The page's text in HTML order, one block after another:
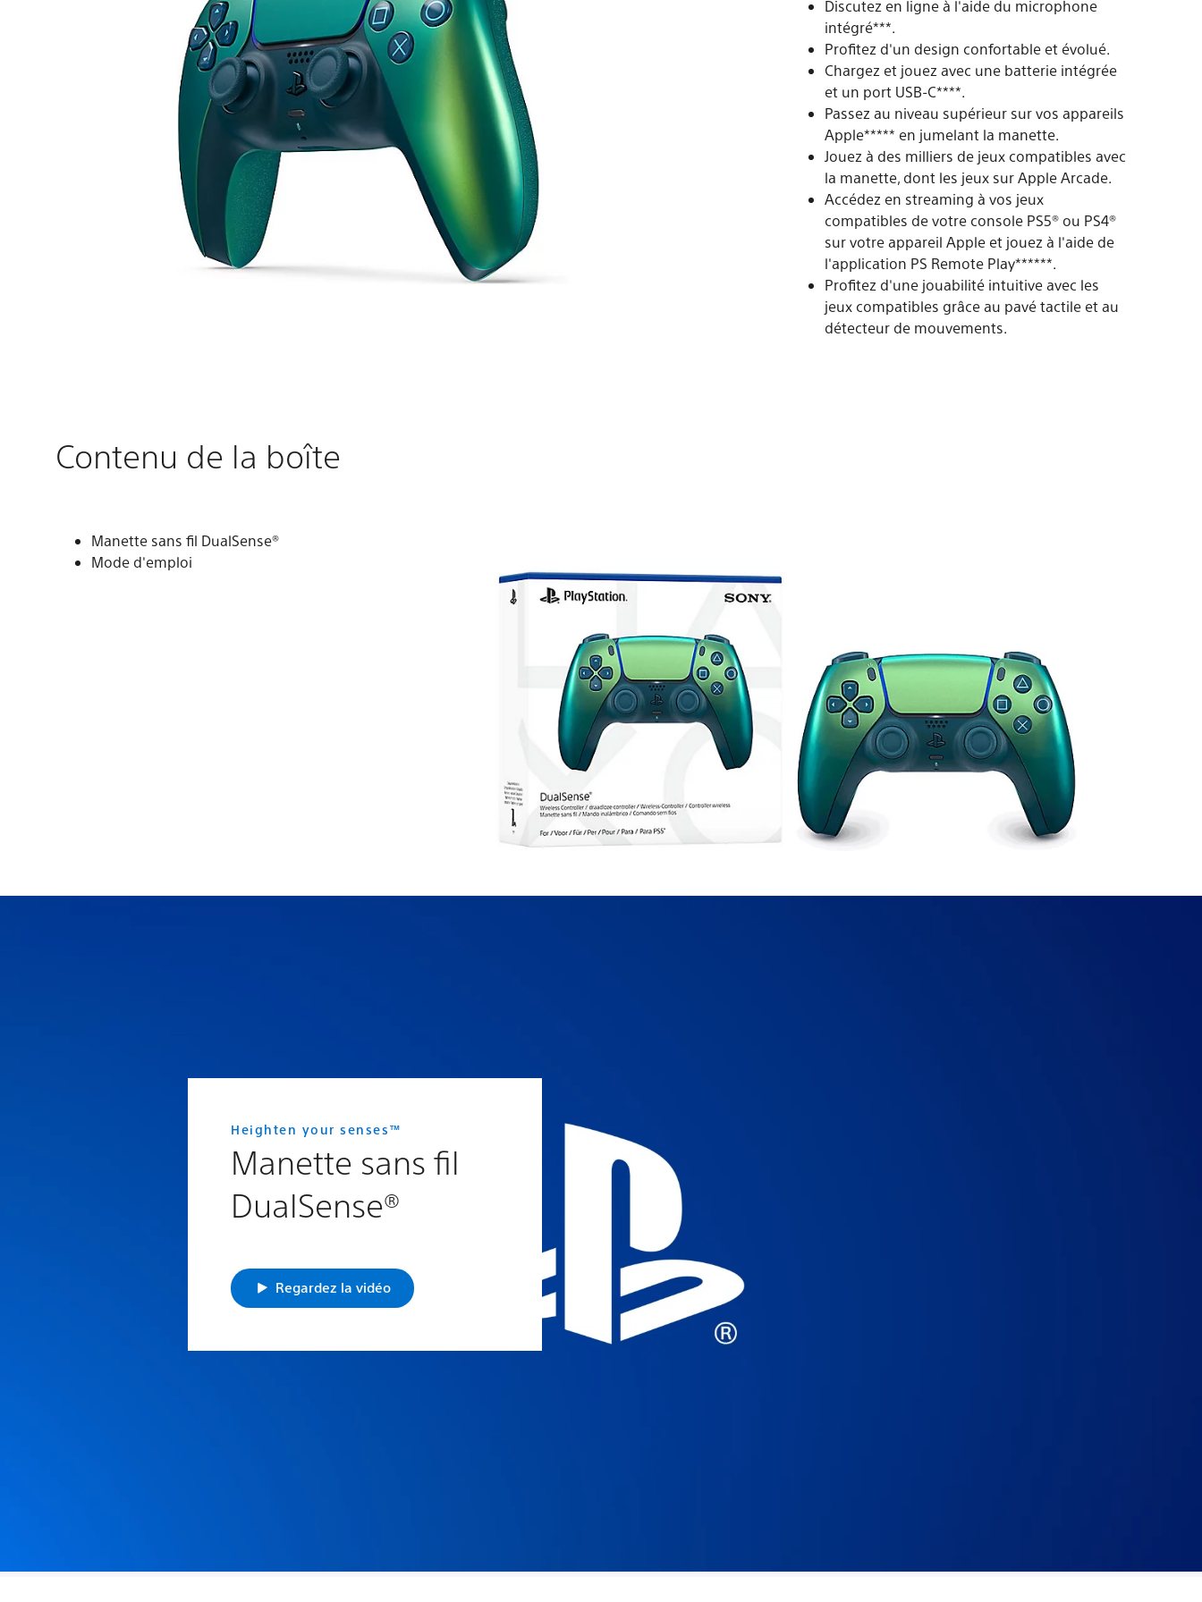
Discutez en ligne à l'aide du microphone
intégré***.
Profitez d'un design confortable et évolué.
Chargez et jouez avec une batterie intégrée
et un port USB-C****.
Passez au niveau supérieur sur vos appareils
Apple***** en jumelant la manette.
Jouez à des milliers de jeux compatibles avec
la manette, dont les jeux sur Apple Arcade.
Accédez en streaming à vos jeux
compatibles de votre console PS5® ou PS4®
sur votre appareil Apple et jouez à l'aide de
l'application PS Remote Play******.
Profitez d'une jouabilité intuitive avec les
jeux compatibles grâce au pavé tactile et au
détecteur de mouvements.
Contenu de la boîte
Manette sans fil DualSense®
Mode d'emploi
Heighten your senses™
Manette sans fil
DualSense®
Regardez la vidéo